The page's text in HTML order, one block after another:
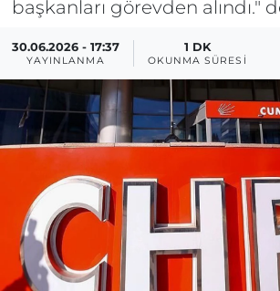
başkanları görevden alındı."
30.06.2026 - 17:37
YAYINLANMA
1 DK
OKUNMA SÜRESI